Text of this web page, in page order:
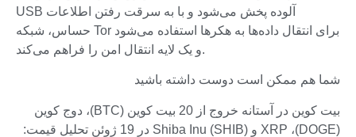
USB آلوده پخش می‌شود و با به سرقت رفتن اطلاعات
حساس، شبکه Tor برای انتقال داده‌ها به هکرها استفاده می‌شود
و یک لایه انتقال امن را فراهم می‌کند.
شما هم ممکن است دوست داشته باشید
بیت کوین در آستانه خروج از 20 بیت کوین (BTC)، دوج کوین
(DOGE)، XRP و Shiba Inu (SHIB) در 19 ژوئن تحلیل قیمت: